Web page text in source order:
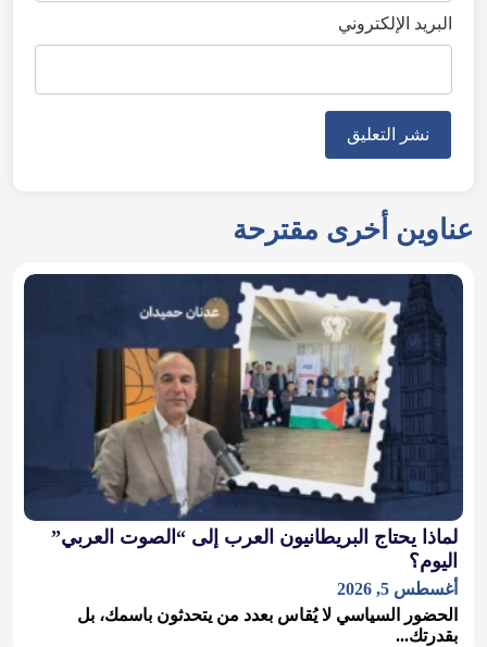
البريد الإلكتروني
عناوين أخرى مقترحة
لماذا يحتاج البريطانيون العرب إلى “الصوت العربي”
اليوم؟
أغسطس 5, 2026
الحضور السياسي لا يُقاس بعدد من يتحدثون باسمك، بل
بقدرتك...